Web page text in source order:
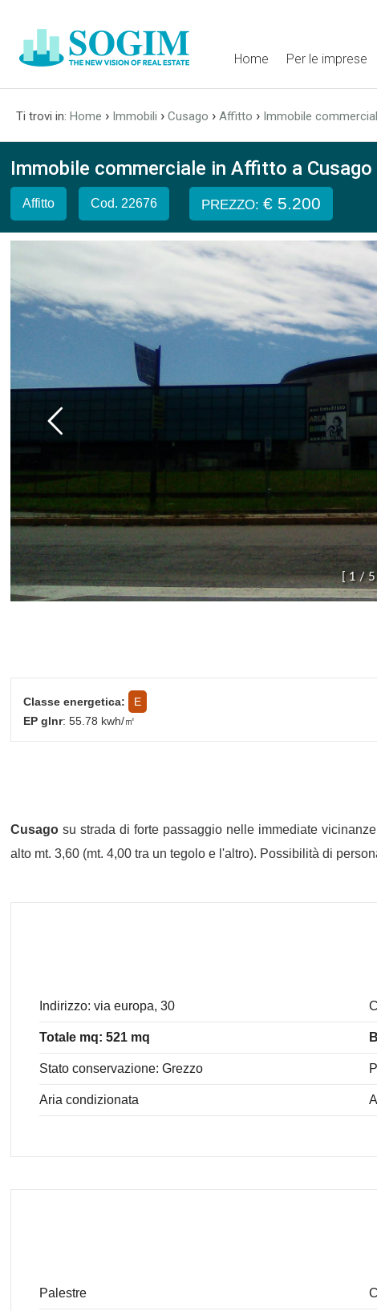
Home Per le imprese
Ti trovi in: Home › Immobili › Cusago › Affitto › Immobile
Immobile commerciale in Affitto a Cusago
Affitto Cod. 22676 PREZZO:€ 5.200
[ 1 / 5
Classe energetica:
E
EP glnr: 55.78 kwh/㎡
Cusago su strada di forte passaggio nelle immediate
alto mt. 3,60 (mt. 4,00 tra un tegolo e l'altro). Possibilità di
Indirizzo: via europa, 30
Totale mq: 521 mq
Stato conservazione: Grezzo
Aria condizionata
Palestre